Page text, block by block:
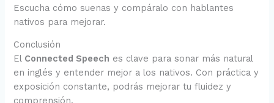
Escucha cómo suenas y compáralo con hablantes
nativos para mejorar.
Conclusión
El Connected Speech es clave para sonar más natural
en inglés y entender mejor a los nativos. Con práctica y
exposición constante, podrás mejorar tu fluidez y
comprensión.